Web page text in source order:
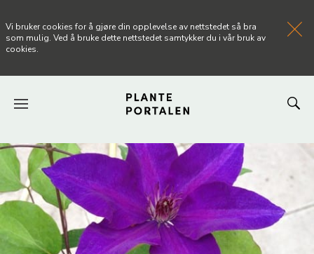
FORSIDEN
NYHETER
ARTIKLER
Vi bruker cookies for å gjøre din opplevelse av nettstedet så bra
som mulig. Ved å bruke dette nettstedet samtykker du i vår bruk av
cookies.